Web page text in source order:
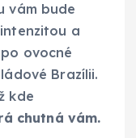
vám bude
a
ovocné
Brazílii.
kde
chutná vám.